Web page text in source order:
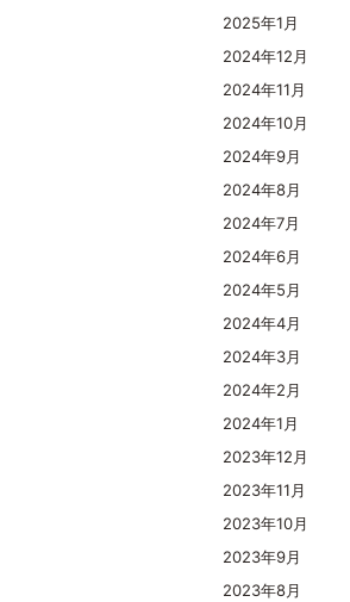
2025年1月
2024年12月
2024年11月
2024年10月
2024年9月
2024年8月
2024年7月
2024年6月
2024年5月
2024年4月
2024年3月
2024年2月
2024年1月
2023年12月
2023年11月
2023年10月
2023年9月
2023年8月